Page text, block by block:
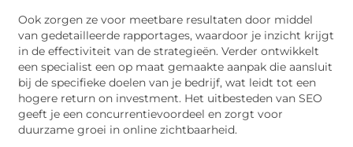
Ook zorgen ze voor meetbare resultaten door middel
van gedetailleerde rapportages, waardoor je inzicht krijgt
in de effectiviteit van de strategieën. Verder ontwikkelt
een specialist een op maat gemaakte aanpak die aansluit
bij de specifieke doelen van je bedrijf, wat leidt tot een
hogere return on investment. Het uitbesteden van SEO
geeft je een concurrentievoordeel en zorgt voor
duurzame groei in online zichtbaarheid.